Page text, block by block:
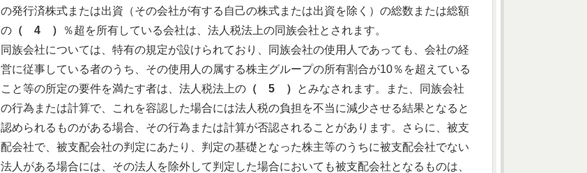
の発行済株式または出資（その会社が有する自己の株式または出資を除く）の総数または総額
の（ 4 ）
％超を所有している会社は、法人税法上の同族会社とされます。
同族会社については、特有の規定が設けられており、同族会社の使用人であっても、会社の経
営に従事している者のうち、その使用人の属する株主グループの所有割合が10％を超えている
こと等の所定の要件を満たす者は、法人税法上の（ 5 ）
とみなされます。また、同族会社
の行為または計算で、これを容認した場合には法人税の負担を不当に減少させる結果となると
認められるものがある場合、その行為または計算が否認されることがあります。さらに、被支
配会社で、被支配会社の判定にあたり、判定の基礎となった株主等のうちに被支配会社でない
法人がある場合には、その法人を除外して判定した場合においても被支配会社となるものは、